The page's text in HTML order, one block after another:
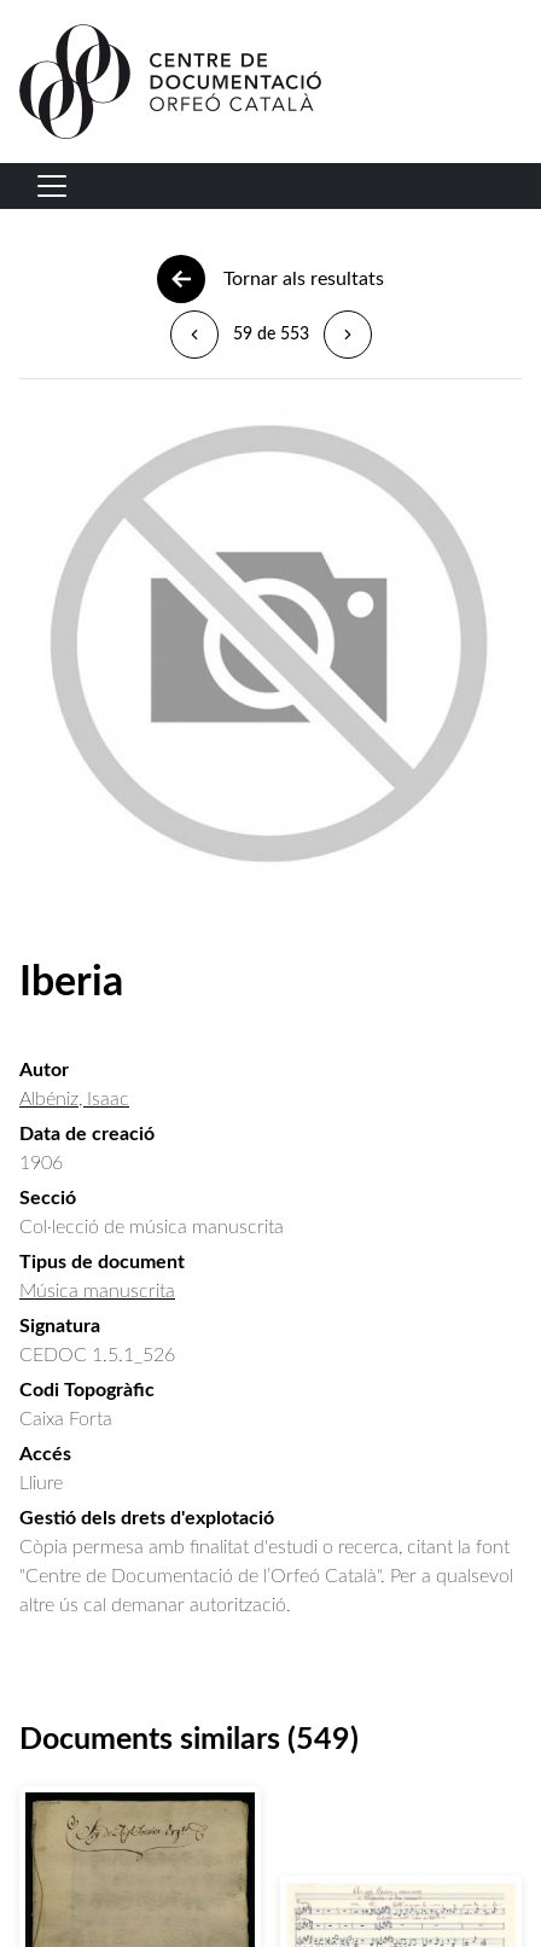
Vés al contingut
Navegació principal
Tornar als resultats
59 de 553
Iberia
Autor
Albéniz, Isaac
Data de creació
1906
Secció
Col·lecció de música manuscrita
Tipus de document
Música manuscrita
Signatura
CEDOC 1.5.1_526
Codi Topogràfic
Caixa Forta
Accés
Lliure
Gestió dels drets d'explotació
Còpia permesa amb finalitat d'estudi o recerca, citant la font
"Centre de Documentació de l’Orfeó Català". Per a qualsevol
altre ús cal demanar autorització.
Documents similars (549)